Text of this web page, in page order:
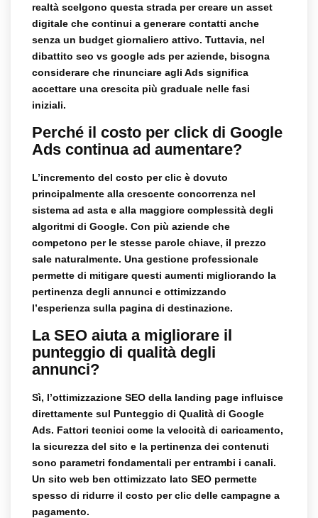
realtà scelgono questa strada per creare un asset
digitale che continui a generare contatti anche
senza un budget giornaliero attivo. Tuttavia, nel
dibattito seo vs google ads per aziende, bisogna
considerare che rinunciare agli Ads significa
accettare una crescita più graduale nelle fasi
iniziali.
Perché il costo per click di Google
Ads continua ad aumentare?
L’incremento del costo per clic è dovuto
principalmente alla crescente concorrenza nel
sistema ad asta e alla maggiore complessità degli
algoritmi di Google. Con più aziende che
competono per le stesse parole chiave, il prezzo
sale naturalmente. Una gestione professionale
permette di mitigare questi aumenti migliorando la
pertinenza degli annunci e ottimizzando
l’esperienza sulla pagina di destinazione.
La SEO aiuta a migliorare il
punteggio di qualità degli
annunci?
Sì, l’ottimizzazione SEO della landing page influisce
direttamente sul Punteggio di Qualità di Google
Ads. Fattori tecnici come la velocità di caricamento,
la sicurezza del sito e la pertinenza dei contenuti
sono parametri fondamentali per entrambi i canali.
Un sito web ben ottimizzato lato SEO permette
spesso di ridurre il costo per clic delle campagne a
pagamento.